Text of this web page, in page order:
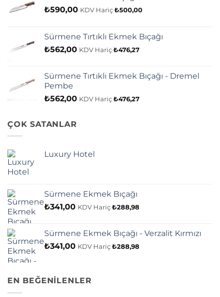
₺590,00 KDV Hariç ₺500,00
Sürmene Tırtıklı Ekmek Bıçağı
₺562,00 KDV Hariç ₺476,27
Sürmene Tırtıklı Ekmek Bıçağı - Dremel
Pembe
₺562,00 KDV Hariç ₺476,27
ÇOK SATANLAR
Luxury Hotel
Sürmene Ekmek Bıçağı
₺341,00 KDV Hariç ₺288,98
Sürmene Ekmek Bıçağı - Verzalit Kırmızı
₺341,00 KDV Hariç ₺288,98
EN BEĞENİLENLER